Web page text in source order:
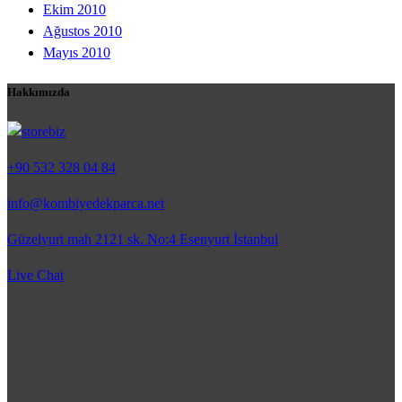
Ekim 2010
Ağustos 2010
Mayıs 2010
Hakkımızda
+90 532 328 04 84
info@kombiyedekparca.net
Güzelyurt mah 2121 sk. No:4 Esenyurt İstanbul
Live Chat